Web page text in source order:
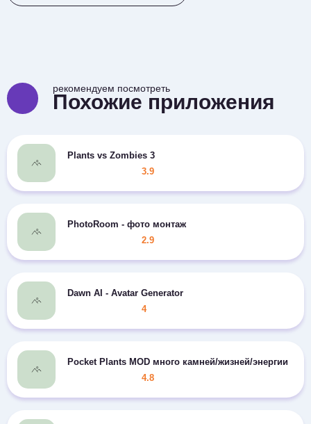
рекомендуем посмотреть
Похожие приложения
Plants vs Zombies 3
3.9
PhotoRoom - фото монтаж
2.9
Dawn AI - Avatar Generator
4
Pocket Plants MOD много камней/жизней/энергии
4.8